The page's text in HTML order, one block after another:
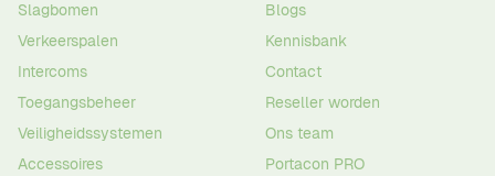
Slagbomen
Verkeerspalen
Intercoms
Toegangsbeheer
Veiligheidssystemen
Accessoires
Blogs
Kennisbank
Contact
Reseller worden
Ons team
Portacon PRO